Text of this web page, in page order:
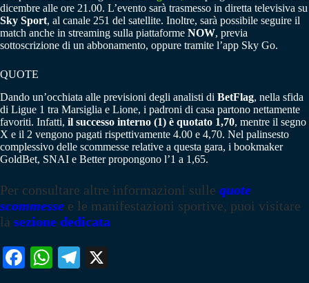
dicembre alle ore 21.00. L’evento sarà trasmesso in diretta televisiva su
Sky Sport, al canale 251 del satellite. Inoltre, sarà possibile seguire il
match anche in streaming sulla piattaforme NOW, previa
sottoscrizione di un abbonamento, oppure tramite l’app Sky Go.
QUOTE
Dando un’occhiata alle previsioni degli analisti di BetFlag, nella sfida
di Ligue 1 tra Marsiglia e Lione, i padroni di casa partono nettamente
favoriti. Infatti, il successo interno (1) è quotato 1,70, mentre il segno
X e il 2 vengono pagati rispettivamente 4.00 e 4,70. Nel palinsesto
complessivo delle scommesse relative a questa gara, i bookmaker
GoldBet, SNAI e Better propongono l’1 a 1,65.
Per consultare altre informazioni sulle quote
scommesse e le manifestazioni sportive, puoi visitare
la sezione dedicata
Fa W
Te